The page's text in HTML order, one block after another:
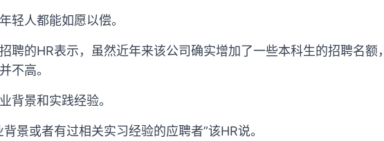
轻人都能如愿以偿。
聘的HR表示，虽然近年来该公司确实增加了一些本科生的招聘名额，
不高。
背景和实践经验。
景或者有过相关实习经验的应聘者”该HR说。